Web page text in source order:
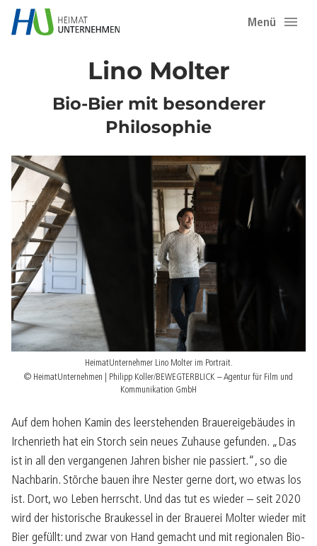
Menü
Lino Molter
Bio-Bier mit besonderer
Philosophie
HeimatUnternehmer Lino Molter im Portrait.
© HeimatUnternehmen | Philipp Koller/BEWEGTERBLICK – Agentur für Film und
Kommunikation GmbH
Auf dem hohen Kamin des leerstehenden Brauereigebäudes in
Irchenrieth hat ein Storch sein neues Zuhause gefunden. „Das
ist in all den vergangenen Jahren bisher nie passiert.“, so die
Nachbarin. Störche bauen ihre Nester gerne dort, wo etwas los
ist. Dort, wo Leben herrscht. Und das tut es wieder – seit 2020
wird der historische Braukessel in der Brauerei Molter wieder mit
Bier gefüllt: und zwar von Hand gemacht und mit regionalen Bio-